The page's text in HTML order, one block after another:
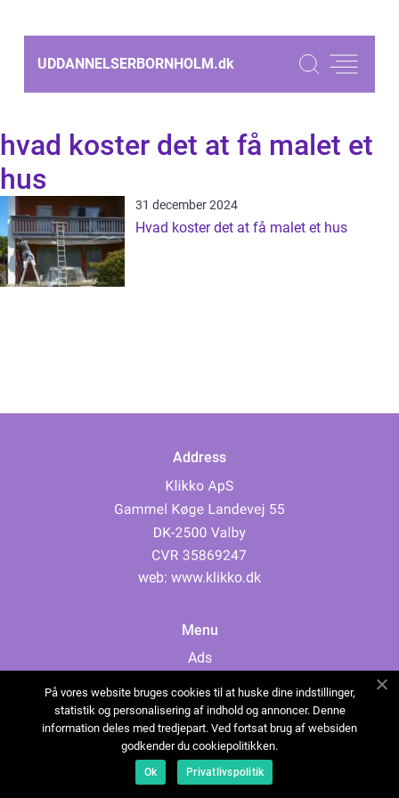
UDDANNELSERBORNHOLM.dk
hvad koster det at få malet et
hus
31 december 2024
Hvad koster det at få malet et hus
Address
web: www.klikko.dk
Menu
Ads
Cookies
Contact
Sitemap
På vores website bruges cookies til at huske dine indstillinger,
statistik og personalisering af indhold og annoncer. Denne
information deles med tredjepart. Ved fortsat brug af websiden
godkender du cookiepolitikken.
Ok Privatlivspolitik